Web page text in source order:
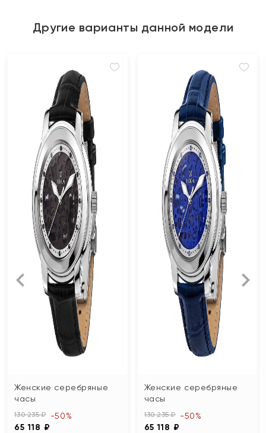
Другие варианты данной модели
Женские серебряные
часы
130 235 ₽
65 118 ₽
-50%
Женские серебряные
часы
130 235 ₽
65 118 ₽
-50%